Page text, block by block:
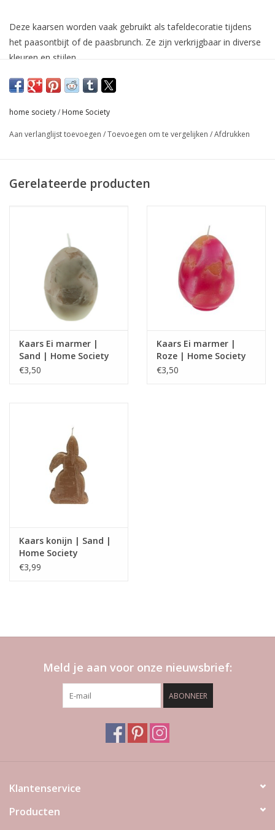
Deze kaarsen worden vaak gebruikt als tafeldecoratie tijdens
het paasontbijt of de paasbrunch. Ze zijn verkrijgbaar in diverse
kleuren en stijlen.
AFMETINGEN (CM):
3.95 x 1.75 x 6.3
BRANDUREN:
home society/ Home Society
Aan verlanglijst toevoegen /Toevoegen om te vergelijken /Afdrukken
Gerelateerde producten
Kaars Ei marmer |
Sand | Home Society
€3,50
Kaars Ei marmer |
Roze | Home Society
€3,50
Kaars konijn | Sand |
Home Society
€3,99
Meld je aan voor onze nieuwsbrief:
ABONNEER
Klantenservice
Producten